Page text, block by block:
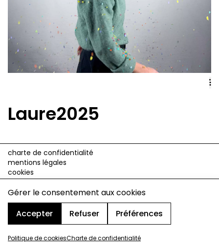
Gérer le consentement aux cookies
Accepter
Refuser Préférences
Politique de cookiesCharte de confidentialité
A
Laure2025
charte de confidentialité
mentions légales
cookies
design & développement :© signelazer.com